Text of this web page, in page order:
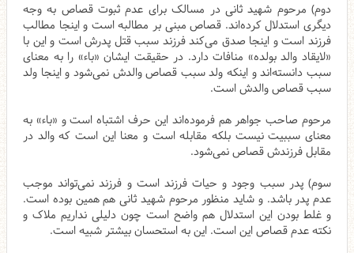
دوم) مرحوم شهید ثانی در مسالک برای عدم ثبوت قصاص به وجه
دیگری استدلال کرده‌اند. قصاص مبنی بر مطالبه است و اینجا مطالب
فرزند است و اینجا صدق می‌کند فرزند سبب قتل پدرش است و این با
«لایقاد والد بولده» منافات دارد. در حقیقت ایشان «باء» را به معنای
سبب دانسته‌اند و اینکه ولد سبب قصاص والدش نمی‌شود و اینجا ولد
سبب قصاص والدش است.
مرحوم صاحب جواهر هم فرموده‌اند این حرف اشتباه است و «باء» به
معنای سببیت نیست بلکه مقابله است و معنا این است که والد در
مقابل فرزندش قصاص نمی‌شود.
سوم) پدر سبب وجود و حیات فرزند است و فرزند نمی‌تواند موجب
عدم پدر باشد. و شاید منظور مرحوم شهید ثانی هم همین بوده است.
و غلط بودن این استدلال هم واضح است چون دلیلی نداریم ملاک و
نکته عدم قصاص این است. این به استحسان بیشتر شبیه است.